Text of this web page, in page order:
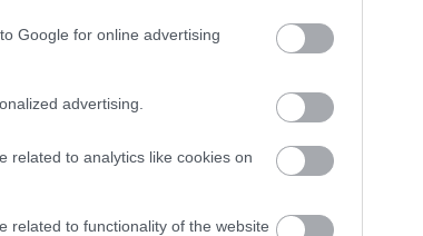
Google for online advertising
advertising.
related to analytics like cookies on
related to functionality of the website
για τα παραπάνω αδικήματα.
τους.
συμπαράσταση(πλήρη ή μερική) είτε υπό
ή μερική), είτε υπό συνδυασμό των δύο